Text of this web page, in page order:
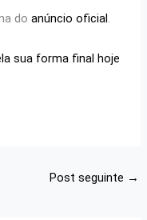
doanúncio oficial.
sua forma final hoje
Post seguinte →